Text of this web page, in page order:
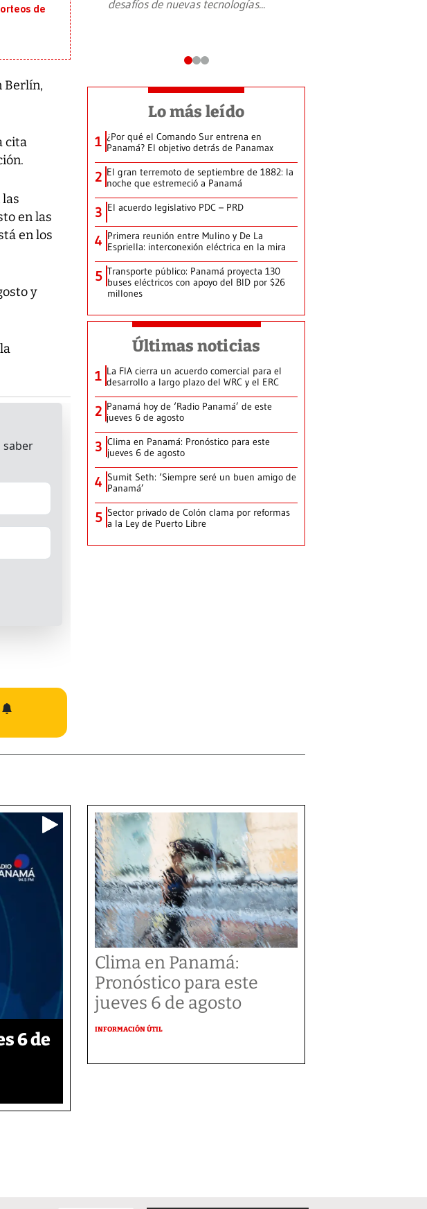
de
Berlín,
cita
en las
en los
y
desafíos de nuevas tecnologías...
Lo más leído
1 ¿Por qué el Comando Sur entrena en
Panamá? El objetivo detrás de Panamax
2 El gran terremoto de septiembre de 1882: la
noche que estremeció a Panamá
3 El acuerdo legislativo PDC – PRD
4 Primera reunión entre Mulino y De La
Espriella: interconexión eléctrica en la mira
5 Transporte público: Panamá proyecta 130
buses eléctricos con apoyo del BID por $26
millones
Últimas noticias
1 La FIA cierra un acuerdo comercial para el
desarrollo a largo plazo del WRC y el ERC
2 Panamá hoy de ‘Radio Panamá’ de este
jueves 6 de agosto
3 Clima en Panamá: Pronóstico para este
jueves 6 de agosto
4 Sumit Seth: ‘Siempre seré un buen amigo de
Panamá’
5 Sector privado de Colón clama por reformas
a la Ley de Puerto Libre
6 de
Clima en Panamá:
Pronóstico para este
jueves 6 de agosto
INFORMACIÓN ÚTIL